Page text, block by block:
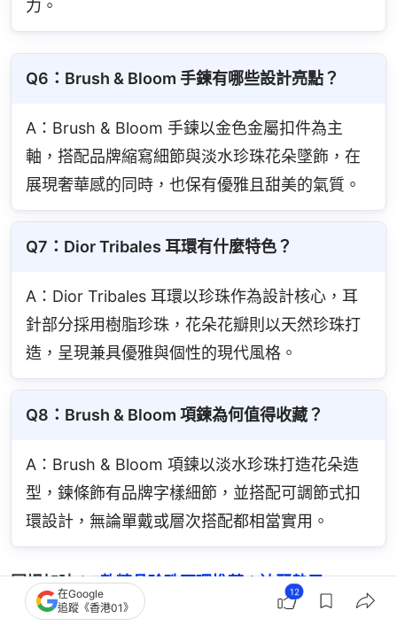
力。
Q6：Brush & Bloom 手鍊有哪些設計亮點？
A：Brush & Bloom 手鍊以金色金屬扣件為主
軸，搭配品牌縮寫細節與淡水珍珠花朵墜飾，在
展現奢華感的同時，也保有優雅且甜美的氣質。
Q7：Dior Tribales 耳環有什麼特色？
A：Dior Tribales 耳環以珍珠作為設計核心，耳
針部分採用樹脂珍珠，花朵花瓣則以天然珍珠打
造，呈現兼具優雅與個性的現代風格。
Q8：Brush & Bloom 項鍊為何值得收藏？
A：Brush & Bloom 項鍊以淡水珍珠打造花朵造
型，鍊條飾有品牌字樣細節，並搭配可調節式扣
環設計，無論單戴或層次搭配都相當實用。
同場加映：7款精品珍珠耳環推薦：迪麗熱巴
Mikimoto、宋慧喬Chaumet同款清單（點擊放大瀏
在Google
追蹤《香港01》
12